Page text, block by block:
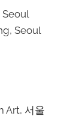
Seoul
Art, 서울